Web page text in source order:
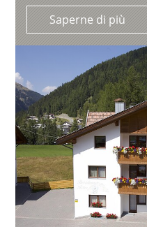
Saperne di più